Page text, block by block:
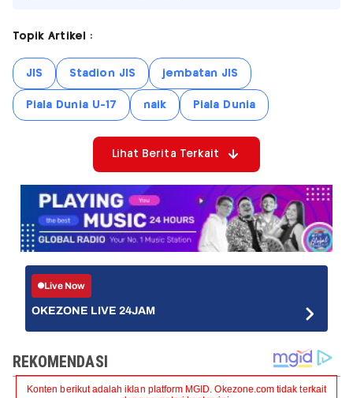
Topik Artikel :
JIS Stadion JIS jembatan JIS
Piala Dunia U-17 naik Piala Dunia
Lihat Berita Terkait
Live Now
OKEZONE LIVE 24JAM